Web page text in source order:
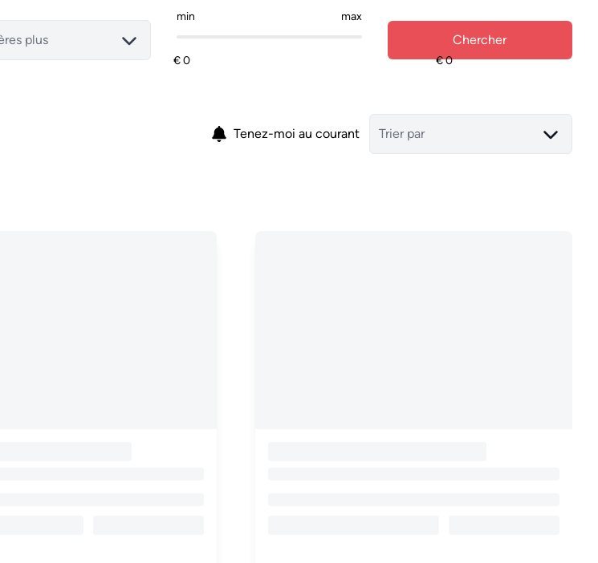
plus
min max
Chercher
Tenez-moi au courant Trier par